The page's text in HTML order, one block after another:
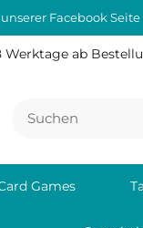
Facebook Seite
Werktage ab
Games